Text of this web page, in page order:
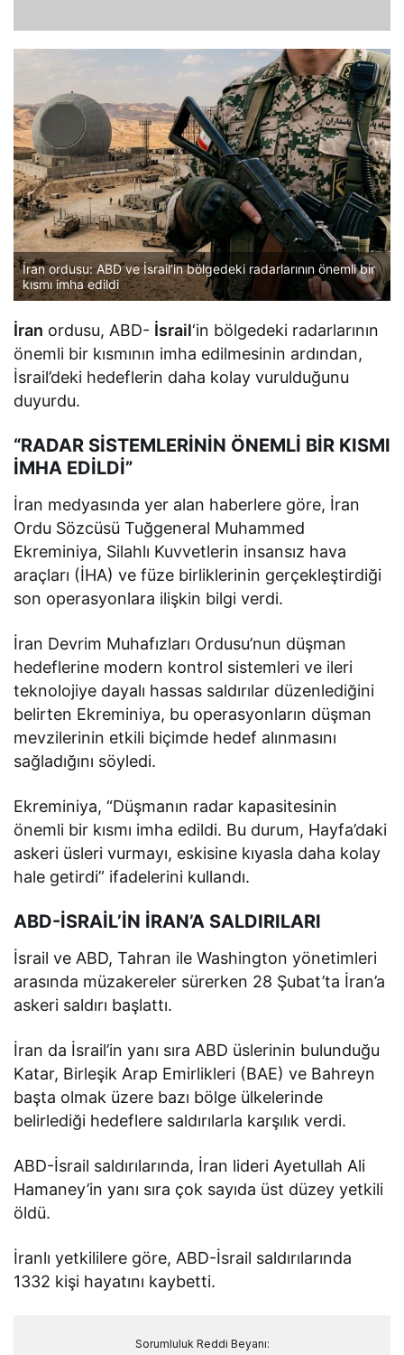
İran ordusu: ABD ve İsrail’in bölgedeki radarlarının önemli bir
kısmı imha edildi
İran ordusu, ABD- İsrail‘in bölgedeki radarlarının
önemli bir kısmının imha edilmesinin ardından,
İsrail’deki hedeflerin daha kolay vurulduğunu
duyurdu.
“RADAR SİSTEMLERİNİN ÖNEMLİ BİR KISMI
İMHA EDİLDİ”
İran medyasında yer alan haberlere göre, İran
Ordu Sözcüsü Tuğgeneral Muhammed
Ekreminiya, Silahlı Kuvvetlerin insansız hava
araçları (İHA) ve füze birliklerinin gerçekleştirdiği
son operasyonlara ilişkin bilgi verdi.
İran Devrim Muhafızları Ordusu’nun düşman
hedeflerine modern kontrol sistemleri ve ileri
teknolojiye dayalı hassas saldırılar düzenlediğini
belirten Ekreminiya, bu operasyonların düşman
mevzilerinin etkili biçimde hedef alınmasını
sağladığını söyledi.
Ekreminiya, “Düşmanın radar kapasitesinin
önemli bir kısmı imha edildi. Bu durum, Hayfa’daki
askeri üsleri vurmayı, eskisine kıyasla daha kolay
hale getirdi” ifadelerini kullandı.
ABD-İSRAİL’İN İRAN’A SALDIRILARI
İsrail ve ABD, Tahran ile Washington yönetimleri
arasında müzakereler sürerken 28 Şubat’ta İran’a
askeri saldırı başlattı.
İran da İsrail’in yanı sıra ABD üslerinin bulunduğu
Katar, Birleşik Arap Emirlikleri (BAE) ve Bahreyn
başta olmak üzere bazı bölge ülkelerinde
belirlediği hedeflere saldırılarla karşılık verdi.
ABD-İsrail saldırılarında, İran lideri Ayetullah Ali
Hamaney’in yanı sıra çok sayıda üst düzey yetkili
öldü.
İranlı yetkililere göre, ABD-İsrail saldırılarında
1332 kişi hayatını kaybetti.
Sorumluluk Reddi Beyanı: